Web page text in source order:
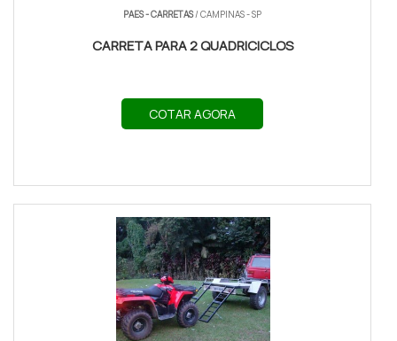
PAES - CARRETAS/ CAMPINAS - SP
CARRETA PARA 2 QUADRICICLOS
COTAR AGORA